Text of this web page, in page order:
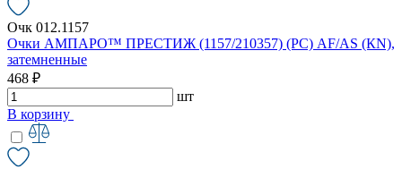
Очк 012.1157
Очки АМПАРО™ ПРЕСТИЖ (1157/210357) (РС) AF/AS (КN),
затемненные
468 ₽
шт
В корзину